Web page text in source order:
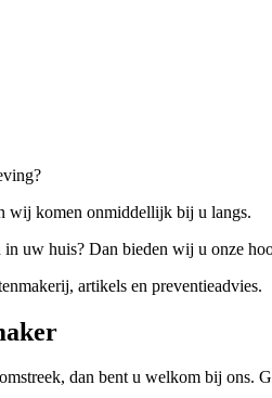
wij komen onmiddellijk bij u langs.
uw huis? Dan bieden wij u onze
artikels en preventieadvies.
dan bent u welkom bij ons.